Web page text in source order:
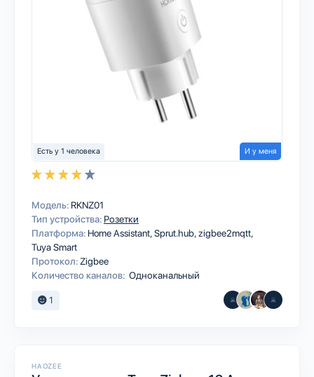
Есть у 1 человека И у меня
Модель: RKNZ01
Тип устройства: Розетки
Платформа: Home AssistantSprut.hubzigbee2mqtt
Tuya Smart
Протокол: Zigbee
Количество каналов: Одноканальный
1
HAOZEE